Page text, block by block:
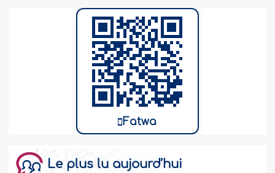
Fatwa
Le plus lu aujourd’hui